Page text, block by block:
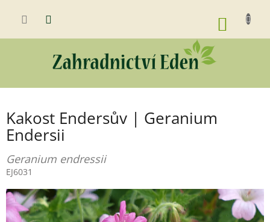
KOŠÍK
Kakost Endersův | Geranium
Endersii
Geranium endressii
EJ6031